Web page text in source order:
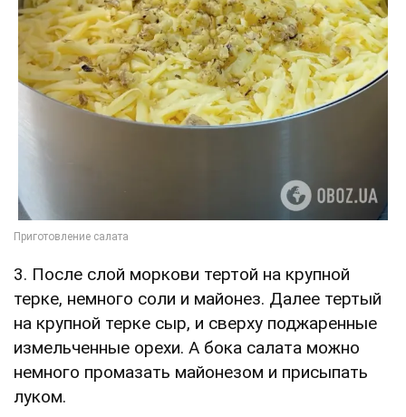
3. После слой моркови тертой на крупной
терке, немного соли и майонез. Далее тертый
на крупной терке сыр, и сверху поджаренные
измельченные орехи. А бока салата можно
немного промазать майонезом и присыпать
луком.